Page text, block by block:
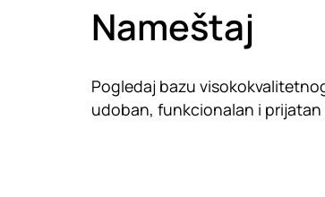
Nameštaj
Pogledaj bazu
udoban, funkcionalan i prijatan